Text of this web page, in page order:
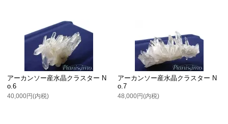
アーカンソー産水晶クラスター N
o.6
40,000円(内税)
アーカンソー産水晶クラスター N
o.7
48,000円(内税)